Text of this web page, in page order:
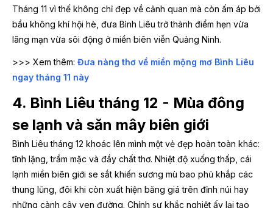
Tháng 11 vì thế không chỉ đẹp về cảnh quan mà còn ấm áp bởi
bầu không khí hội hè, đưa Bình Liêu trở thành điểm hẹn vừa
lãng mạn vừa sôi động ở miền biên viễn Quảng Ninh.
>>> Xem thêm: Đưa nàng thơ về miền mộng mơ Bình Liêu
ngay tháng 11 này
4. Bình Liêu tháng 12 - Mùa đông
se lạnh và săn mây biên giới
Bình Liêu tháng 12 khoác lên mình một vẻ đẹp hoàn toàn khác:
tĩnh lặng, trầm mặc và đầy chất thơ. Nhiệt độ xuống thấp, cái
lạnh miền biên giới se sắt khiến sương mù bao phủ khắp các
thung lũng, đôi khi còn xuất hiện băng giá trên đỉnh núi hay
những cành cây ven đường. Chính sự khắc nghiệt ấy lại tạo